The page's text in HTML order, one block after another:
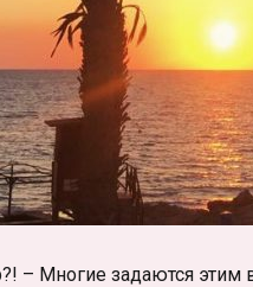
– Многие задаются